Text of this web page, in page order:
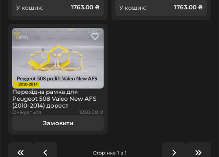
У кошик: 1763.00 ₴ У кошик: 1763.00 ₴
Перехідна рамка для
Peugeot 508 Valeo New AFS
(2010-2014) дорест
Очікується 1230.00 ₴
Замовити
Сторінка 1 з 1